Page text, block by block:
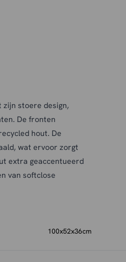
zijn stoere design,
De fronten
hout. De
wat ervoor zorgt
extra geaccentueerd
van softclose
inrichting.
100x52x36cm